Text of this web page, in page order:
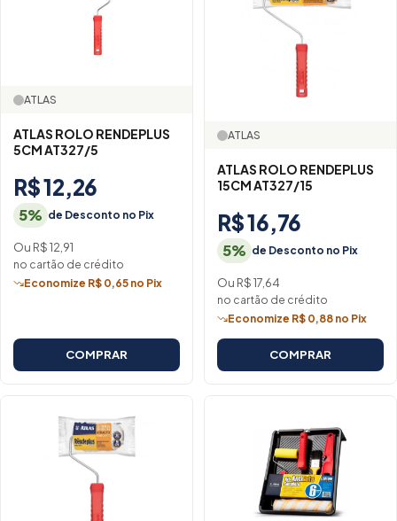
ATLAS
ATLAS ROLO RENDEPLUS
5CM AT327/5
R$ 12,26
5% de Desconto no Pix
Ou R$ 12,91
no cartão de crédito
Economize R$ 0,65 no Pix
COMPRAR
ATLAS
ATLAS ROLO RENDEPLUS
15CM AT327/15
R$ 16,76
5% de Desconto no Pix
Ou R$ 17,64
no cartão de crédito
Economize R$ 0,88 no Pix
COMPRAR